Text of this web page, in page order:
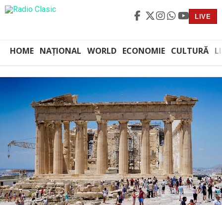
LIVE
HOME NAȚIONAL WORLD ECONOMIE CULTURĂ